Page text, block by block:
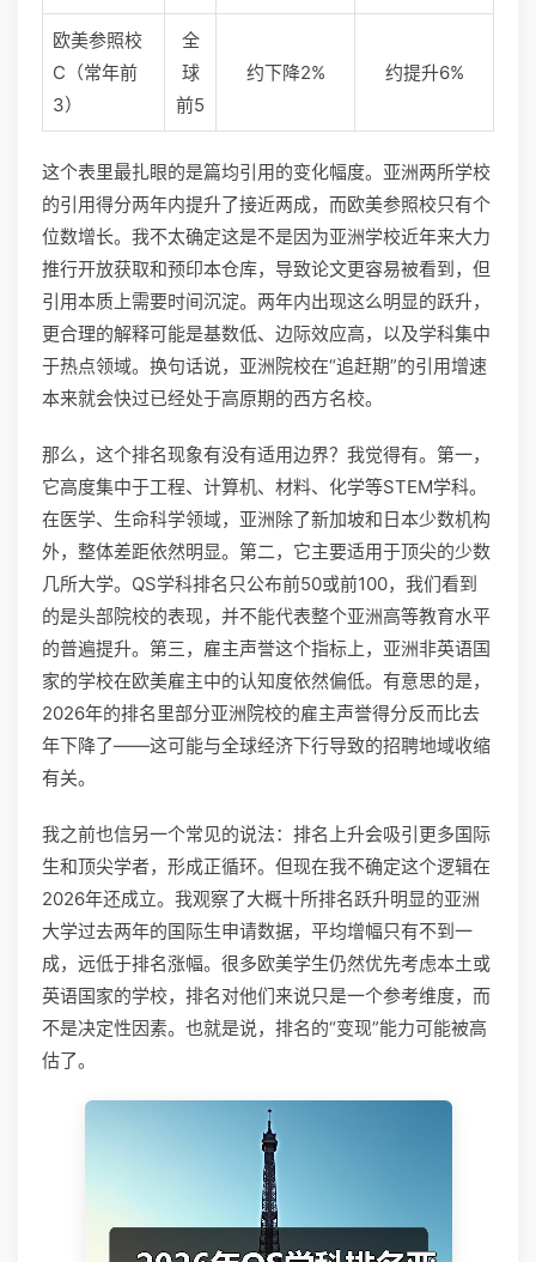
欧美参照校
C（常年前
3）
全
球
前5
约下降2% 约提升6%
这个表里最扎眼的是篇均引用的变化幅度。亚洲两所学校
的引用得分两年内提升了接近两成，而欧美参照校只有个
位数增长。我不太确定这是不是因为亚洲学校近年来大力
推行开放获取和预印本仓库，导致论文更容易被看到，但
引用本质上需要时间沉淀。两年内出现这么明显的跃升，
更合理的解释可能是基数低、边际效应高，以及学科集中
于热点领域。换句话说，亚洲院校在“追赶期”的引用增速
本来就会快过已经处于高原期的西方名校。
那么，这个排名现象有没有适用边界？我觉得有。第一，
它高度集中于工程、计算机、材料、化学等STEM学科。
在医学、生命科学领域，亚洲除了新加坡和日本少数机构
外，整体差距依然明显。第二，它主要适用于顶尖的少数
几所大学。QS学科排名只公布前50或前100，我们看到
的是头部院校的表现，并不能代表整个亚洲高等教育水平
的普遍提升。第三，雇主声誉这个指标上，亚洲非英语国
家的学校在欧美雇主中的认知度依然偏低。有意思的是，
2026年的排名里部分亚洲院校的雇主声誉得分反而比去
年下降了——这可能与全球经济下行导致的招聘地域收缩
有关。
我之前也信另一个常见的说法：排名上升会吸引更多国际
生和顶尖学者，形成正循环。但现在我不确定这个逻辑在
2026年还成立。我观察了大概十所排名跃升明显的亚洲
大学过去两年的国际生申请数据，平均增幅只有不到一
成，远低于排名涨幅。很多欧美学生仍然优先考虑本土或
英语国家的学校，排名对他们来说只是一个参考维度，而
不是决定性因素。也就是说，排名的“变现”能力可能被高
估了。